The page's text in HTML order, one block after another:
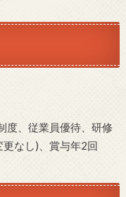
度、従業員優待、研修
なし)、賞与年2回